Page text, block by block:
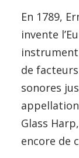
En 1789,
invente
de
sonores
Glass
encore de